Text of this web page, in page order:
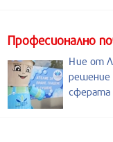
Професионално
Ние от
решение
сферата